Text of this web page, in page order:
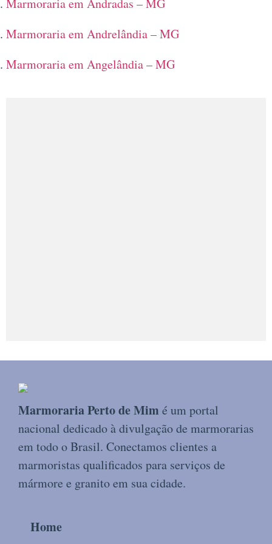
Marmoraria em Andradas – MG
Marmoraria em Andrelândia – MG
Marmoraria em Angelândia – MG
Marmoraria Perto de Mim é um portal
nacional dedicado à divulgação de marmorarias
em todo o Brasil. Conectamos clientes a
marmoristas qualificados para serviços de
mármore e granito em sua cidade.
Home